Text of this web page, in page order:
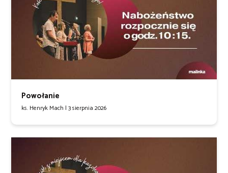
Powołanie
ks. Henryk Mach | 3 sierpnia 2026